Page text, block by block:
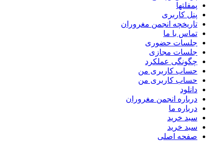
پمفلتها
پنل کاربری
تاریخچه انجمن مغروران
تماس با ما
جلسات حضوری
جلسات مجازی
چگونگی عملکرد
حساب کاربری من
حساب کاربری من
دانلود
درباره انجمن مغروران
درباره ما
سبد خرید
سبد خرید
صفحه اصلی